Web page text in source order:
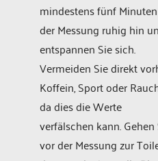
mindestens fünf
der Messung ruhig hin
entspannen Sie sich.
Vermeiden Sie direkt
Koffein, Sport oder
da dies die Werte
verfälschen kann. Gehen
vor der Messung zur